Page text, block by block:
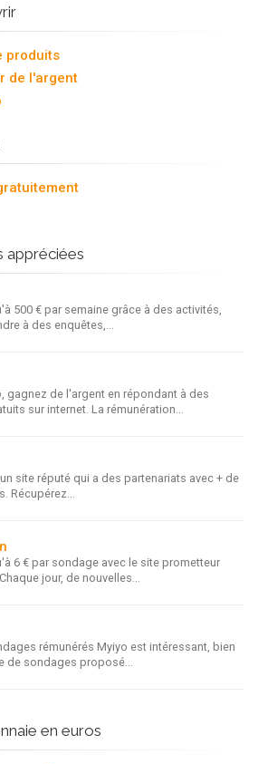
produits
de l'argent
appréciées
500 € par semaine grâce à des activités,
à des enquêtes,...
gagnez de l'argent en répondant à des
sur internet. La rémunération...
site réputé qui a des partenariats avec + de
Récupérez...
6 € par sondage avec le site prometteur
jour, de nouvelles...
rémunérés Myiyo est intéressant, bien
de sondages proposé...
en euros